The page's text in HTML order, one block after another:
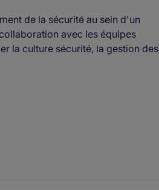
de la sécurité au sein d'un
avec les équipes
la culture sécurité, la gestion des